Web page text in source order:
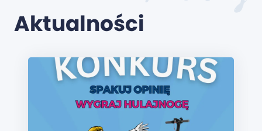
Aktualności